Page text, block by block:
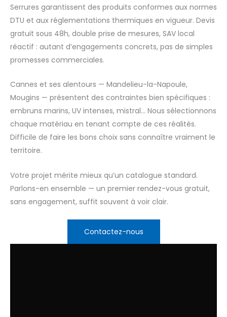
Serrures garantissent des produits conformes aux normes
DTU et aux réglementations thermiques en vigueur. Devis
gratuit sous 48h, double prise de mesures, SAV local
réactif : autant d’engagements concrets, pas de simples
promesses commerciales.
Cannes et ses alentours — Mandelieu-la-Napoule,
Mougins — présentent des contraintes bien spécifiques :
embruns marins, UV intenses, mistral… Nous sélectionnons
chaque matériau en tenant compte de ces réalités.
Difficile de faire les bons choix sans connaître vraiment le
territoire.
Votre projet mérite mieux qu’un catalogue standard.
Parlons-en ensemble — un premier rendez-vous gratuit,
sans engagement, suffit souvent à voir clair.
Contactez-nous